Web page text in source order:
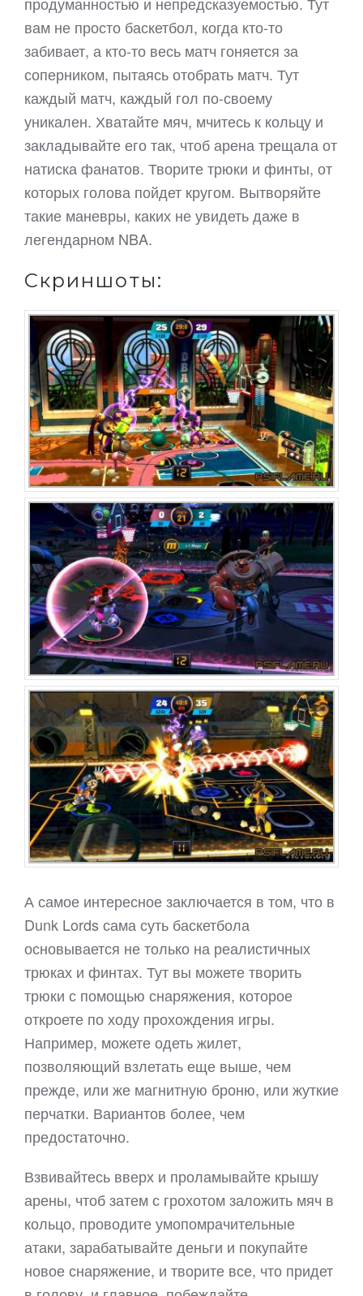
вам не просто баскетбол, когда кто-то
забивает, а кто-то весь матч гоняется за
соперником, пытаясь отобрать матч. Тут
каждый матч, каждый гол по-своему
уникален. Хватайте мяч, мчитесь к кольцу и
закладывайте его так, чтоб арена трещала от
натиска фанатов. Творите трюки и финты, от
которых голова пойдет кругом. Вытворяйте
такие маневры, каких не увидеть даже в
легендарном NBA.
Скриншоты:
А самое интересное заключается в том, что в
Dunk Lords сама суть баскетбола
основывается не только на реалистичных
трюках и финтах. Тут вы можете творить
трюки с помощью снаряжения, которое
откроете по ходу прохождения игры.
Например, можете одеть жилет,
позволяющий взлетать еще выше, чем
прежде, или же магнитную броню, или жуткие
перчатки. Вариантов более, чем
предостаточно.
Взвивайтесь вверх и проламывайте крышу
арены, чтоб затем с грохотом заложить мяч в
кольцо, проводите умопомрачительные
атаки, зарабатывайте деньги и покупайте
новое снаряжение, и творите все, что придет